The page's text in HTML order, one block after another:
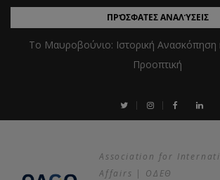
ΠΡΌΣΦΑΤΕΣ ΑΝΑΛΎΣΕΙΣ
Το Μαυροβούνιο: Ιστορική Ανασκόπηση
Προοπτική
Association for
Affairs | ΟΔΕΘ